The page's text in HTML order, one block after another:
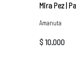
Amanuta
$ 10.000